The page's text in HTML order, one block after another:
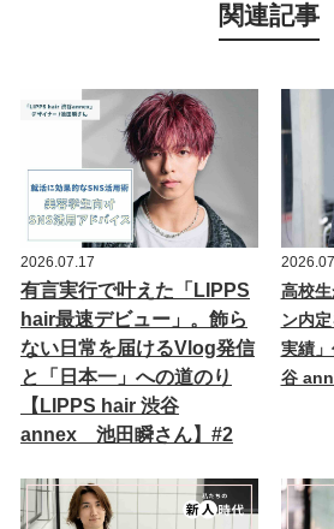
関連記事
2026.07.17
有言実行で叶えた「LIPPS
hair最速デビュー」。飾ら
ない日常を届けるVlog発信
と「日本一」への道のり
【LIPPS hair 渋谷
annex 池田瞬さん】#2
高校
ン内
実績
谷